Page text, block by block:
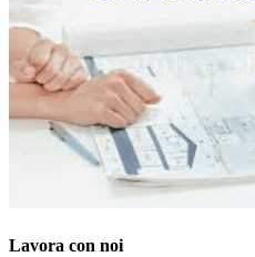
Lavora con noi